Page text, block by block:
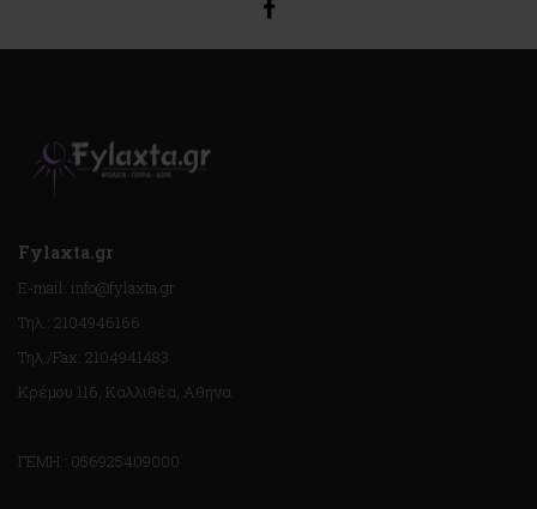
Fylaxta.gr
E-mail: info@fylaxta.gr
Τηλ.: 2104946166
Τηλ./Fax: 2104941483
Κρέμου 116, Καλλιθέα, Αθήνα
ΓΕΜΗ : 056925409000